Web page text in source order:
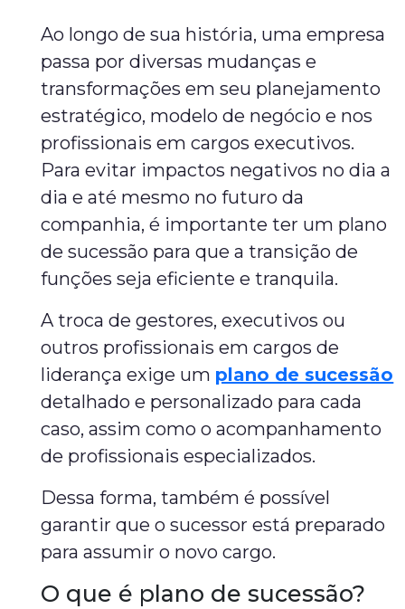
Ao longo de sua história, uma empresa
passa por diversas mudanças e
transformações em seu planejamento
estratégico, modelo de negócio e nos
profissionais em cargos executivos.
Para evitar impactos negativos no dia a
dia e até mesmo no futuro da
companhia, é importante ter um plano
de sucessão para que a transição de
funções seja eficiente e tranquila.
A troca de gestores, executivos ou
outros profissionais em cargos de
liderança exige um plano de sucessão
detalhado e personalizado para cada
caso, assim como o acompanhamento
de profissionais especializados.
Dessa forma, também é possível
garantir que o sucessor está preparado
para assumir o novo cargo.
O que é plano de sucessão?